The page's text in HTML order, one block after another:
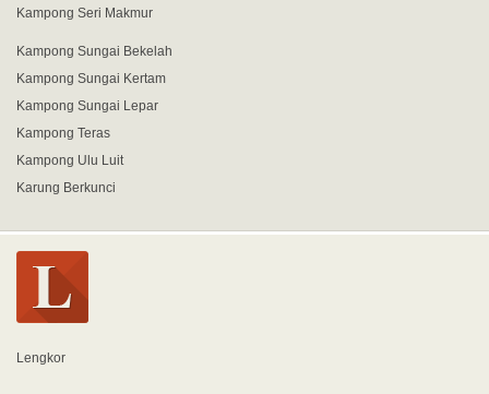
Kampong Seri Makmur
Kampong Sungai Bekelah
Kampong Sungai Kertam
Kampong Sungai Lepar
Kampong Teras
Kampong Ulu Luit
Karung Berkunci
Lengkor